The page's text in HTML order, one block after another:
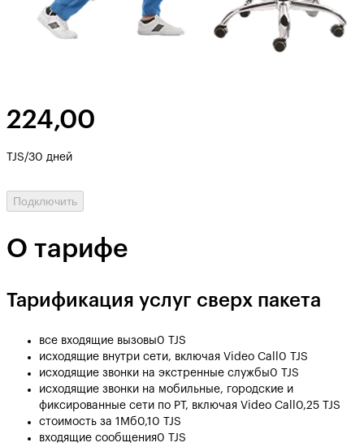
224,00
TJS/30 дней
Подключить
О тарифе
Тарификация услуг сверх пакета
все входящие вызовы0 TJS
исходящие внутри сети, включая Video Call 0 TJS
исходящие звонки на экстренные службы0 TJS
исходящие звонки на мобильные, городские и
фиксированные сети по РТ, включая Video Call 0,25 TJS
стоимость за 1Мб0,10 TJS
входящие сообщения0 TJS